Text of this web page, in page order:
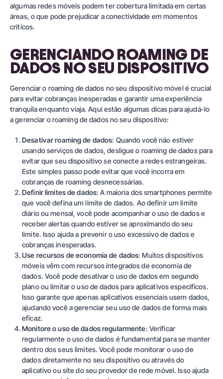
algumas redes móveis podem ter cobertura limitada em certas
áreas, o que pode prejudicar a conectividade em momentos
críticos.
GERENCIANDO ROAMING DE
DADOS NO SEU DISPOSITIVO
Gerenciar o roaming de dados no seu dispositivo móvel é crucial
para evitar cobranças inesperadas e garantir uma experiência
tranquila enquanto viaja. Aqui estão algumas dicas para ajudá-lo
a gerenciar o roaming de dados no seu dispositivo:
Desativar roaming de dados: Quando você não estiver
usando serviços de dados, desligue o roaming de dados para
evitar que seu dispositivo se conecte a redes estrangeiras.
Este simples passo pode evitar que você incorra em
cobranças de roaming desnecessárias.
Definir limites de dados: A maioria dos smartphones permite
que você defina um limite de dados. Ao definir um limite
diário ou mensal, você pode acompanhar o uso de dados e
receber alertas quando estiver se aproximando do seu
limite. Isso ajuda a prevenir o uso excessivo de dados e
cobranças inesperadas.
Use recursos de economia de dados: Muitos dispositivos
móveis vêm com recursos integrados de economia de
dados. Você pode desativar o uso de dados em segundo
plano ou limitar o uso de dados para aplicativos específicos.
Isso garante que apenas aplicativos essenciais usem dados,
ajudando você a gerenciar seu uso de dados de forma mais
eficaz.
Monitore o uso de dados regularmente: Verificar
regularmente o uso de dados é fundamental para se manter
dentro dos seus limites. Você pode monitorar o uso de
dados diretamente no seu dispositivo ou através do
aplicativo ou site do seu provedor de rede móvel. Isso ajuda